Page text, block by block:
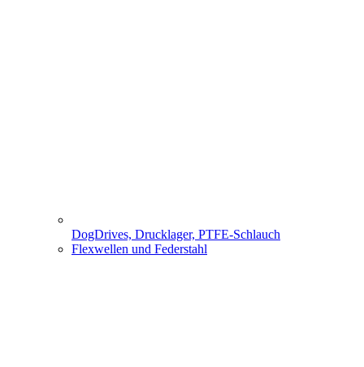
DogDrives, Drucklager, PTFE-Schlauch
Flexwellen und Federstahl